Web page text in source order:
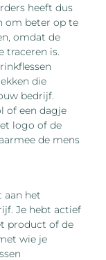
heeft dus
om beter op te
omdat de
traceren is.
die
bedrijf.
of een dagje
logo of de
de mens
aan het
Je hebt actief
product of de
wie je